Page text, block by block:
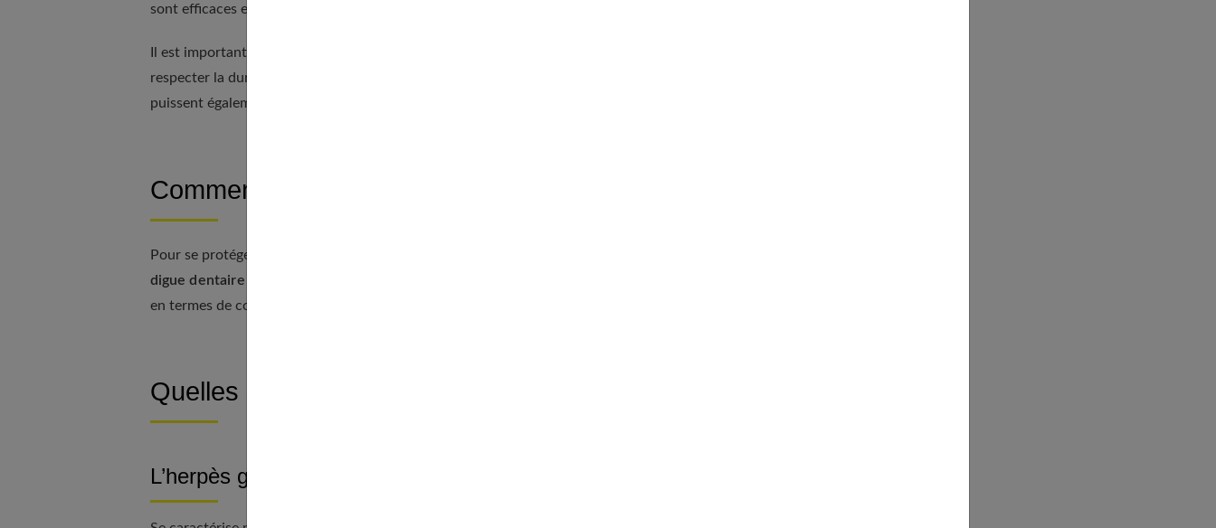
sont efficaces et permettent d’éviter de les transmettre et stoppent l’évolution.
Il est important de
respecter la durée du traitement prescrit par le médecin et de prévenir son ou ses partenaires afin qu’ils
puissent également se faire dépister et traiter le cas échéant.
Comment se protéger contre les IST ?
Pour se protéger contre les IST, il convient d’utiliser
digue dentaire
en termes de contamination par une ou plusieurs IST.
Quelles sont les différentes IST ?
L’herpès génital